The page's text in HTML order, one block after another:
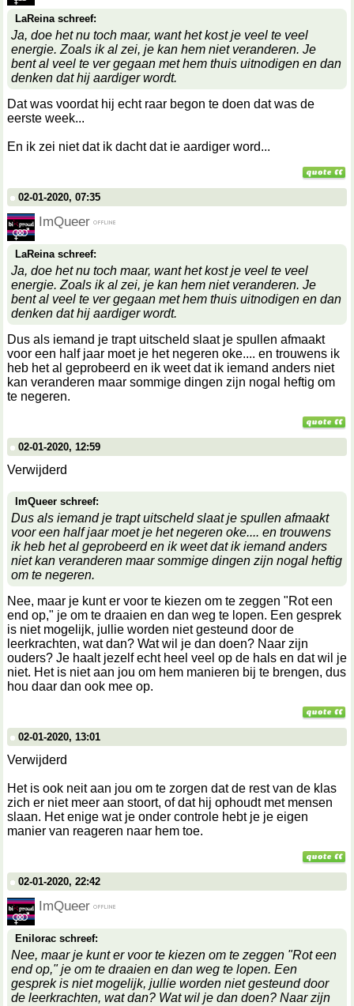
LaReina schreef:
Ja, doe het nu toch maar, want het kost je veel te veel
energie. Zoals ik al zei, je kan hem niet veranderen. Je
bent al veel te ver gegaan met hem thuis uitnodigen en dan
denken dat hij aardiger wordt.
Dat was voordat hij echt raar begon te doen dat was de
eerste week...
En ik zei niet dat ik dacht dat ie aardiger word...
02-01-2020, 07:35
ImQueer
LaReina schreef:
Ja, doe het nu toch maar, want het kost je veel te veel
energie. Zoals ik al zei, je kan hem niet veranderen. Je
bent al veel te ver gegaan met hem thuis uitnodigen en dan
denken dat hij aardiger wordt.
Dus als iemand je trapt uitscheld slaat je spullen afmaakt
voor een half jaar moet je het negeren oke.... en trouwens ik
heb het al geprobeerd en ik weet dat ik iemand anders niet
kan veranderen maar sommige dingen zijn nogal heftig om
te negeren.
02-01-2020, 12:59
Verwijderd
ImQueer schreef:
Dus als iemand je trapt uitscheld slaat je spullen afmaakt
voor een half jaar moet je het negeren oke.... en trouwens
ik heb het al geprobeerd en ik weet dat ik iemand anders
niet kan veranderen maar sommige dingen zijn nogal heftig
om te negeren.
Nee, maar je kunt er voor te kiezen om te zeggen "Rot een
end op," je om te draaien en dan weg te lopen. Een gesprek
is niet mogelijk, jullie worden niet gesteund door de
leerkrachten, wat dan? Wat wil je dan doen? Naar zijn
ouders? Je haalt jezelf echt heel veel op de hals en dat wil je
niet. Het is niet aan jou om hem manieren bij te brengen, dus
hou daar dan ook mee op.
02-01-2020, 13:01
Verwijderd
Het is ook neit aan jou om te zorgen dat de rest van de klas
zich er niet meer aan stoort, of dat hij ophoudt met mensen
slaan. Het enige wat je onder controle hebt je je eigen
manier van reageren naar hem toe.
02-01-2020, 22:42
ImQueer
Enilorac schreef:
Nee, maar je kunt er voor te kiezen om te zeggen "Rot een
end op," je om te draaien en dan weg te lopen. Een
gesprek is niet mogelijk, jullie worden niet gesteund door
de leerkrachten, wat dan? Wat wil je dan doen? Naar zijn